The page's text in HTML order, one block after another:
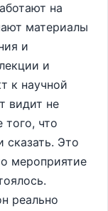
на
материалы
и
и
к научной
видит не
того, что
сказать. Это
мероприятие
реально